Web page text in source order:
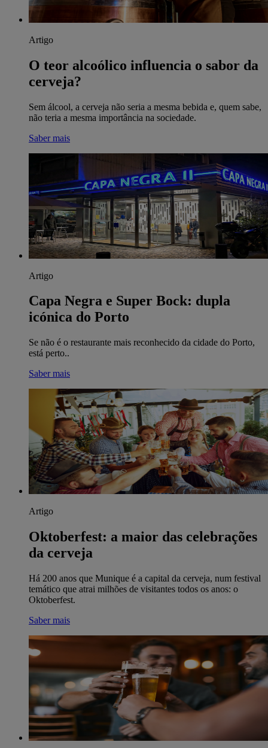
Artigo
O teor alcoólico influencia o sabor da
cerveja?
Sem álcool, a cerveja não seria a mesma bebida e, quem sabe,
não teria a mesma importância na sociedade.
Saber mais
Artigo
Capa Negra e Super Bock: dupla
icónica do Porto
Se não é o restaurante mais reconhecido da cidade do Porto,
está perto..
Saber mais
Artigo
Oktoberfest: a maior das celebrações
da cerveja
Há 200 anos que Munique é a capital da cerveja, num festival
temático que atrai milhões de visitantes todos os anos: o
Oktoberfest.
Saber mais